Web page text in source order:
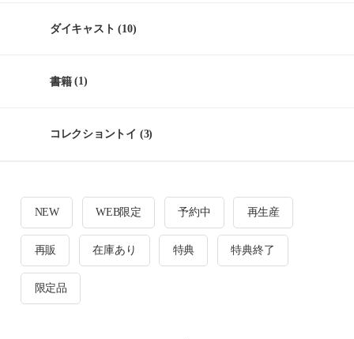
ダイキャスト (10)
書籍(1)
コレクショントイ (3)
NEW WEB限定 予約中 再生産
再販 在庫あり 特典 特典終了
限定品